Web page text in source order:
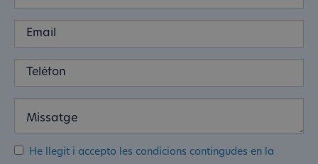
He llegit i accepto les condicions contingudes en la